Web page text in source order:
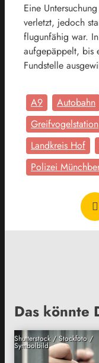
Eine
verletzt, jedoch
flugunfähig war.
aufgepäppelt, bis
Fundstelle
A9 Autobahn
Greifvogelstation
Landkreis Hof
Polizei
Das könnte
Shutterstock / Stockfoto /
Symbolbild